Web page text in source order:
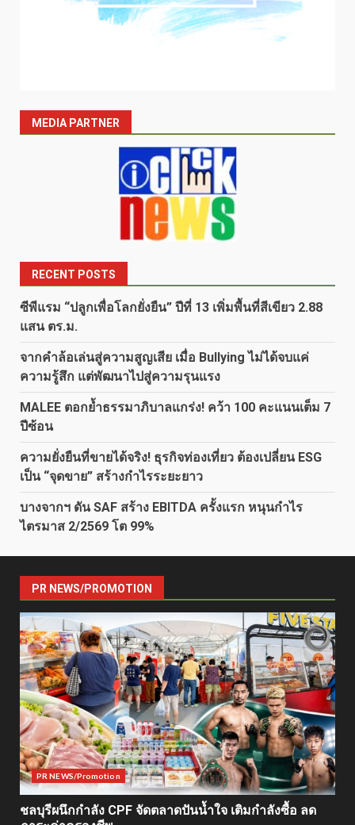
MEDIA PARTNER
RECENT POSTS
ซีพีแรม “ปลูกเพื่อโลกยั่งยืน” ปีที่ 13 เพิ่มพื้นที่สีเขียว 2.88
แสน ตร.ม.
จากคำล้อเล่นสู่ความสูญเสีย เมื่อ Bullying ไม่ได้จบแค่
ความรู้สึก แต่พัฒนาไปสู่ความรุนแรง
MALEE ตอกย้ำธรรมาภิบาลแกร่ง! คว้า 100 คะแนนเต็ม 7
ปีซ้อน
ความยั่งยืนที่ขายได้จริง! ธุรกิจท่องเที่ยว ต้องเปลี่ยน ESG
เป็น “จุดขาย” สร้างกำไรระยะยาว
บางจากฯ ดัน SAF สร้าง EBITDA ครั้งแรก หนุนกำไร
ไตรมาส 2/2569 โต 99%
PR NEWS/PROMOTION
PR NEWS/Promotion
ชลบุรีผนึกกำลัง CPF จัดตลาดปันน้ำใจ เติมกำลังซื้อ ลด